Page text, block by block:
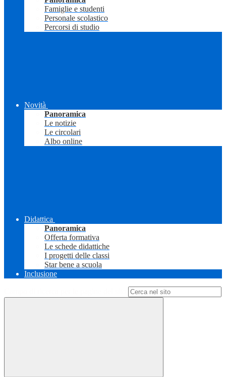
Famiglie e studenti
Personale scolastico
Percorsi di studio
Novità
Panoramica
Le notizie
Le circolari
Albo online
Didattica
Panoramica
Offerta formativa
Le schede didattiche
I progetti delle classi
Star bene a scuola
Inclusione